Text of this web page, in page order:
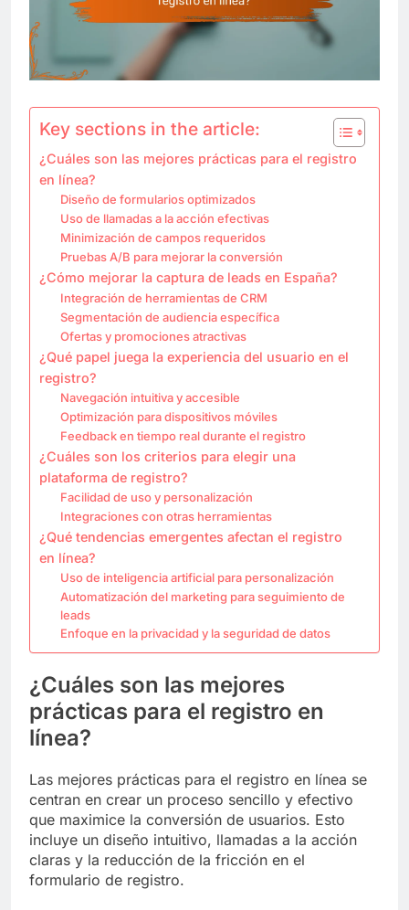
Key sections in the article:
¿Cuáles son las mejores prácticas para el registro
en línea?
Diseño de formularios optimizados
Uso de llamadas a la acción efectivas
Minimización de campos requeridos
Pruebas A/B para mejorar la conversión
¿Cómo mejorar la captura de leads en España?
Integración de herramientas de CRM
Segmentación de audiencia específica
Ofertas y promociones atractivas
¿Qué papel juega la experiencia del usuario en el
registro?
Navegación intuitiva y accesible
Optimización para dispositivos móviles
Feedback en tiempo real durante el registro
¿Cuáles son los criterios para elegir una
plataforma de registro?
Facilidad de uso y personalización
Integraciones con otras herramientas
¿Qué tendencias emergentes afectan el registro
en línea?
Uso de inteligencia artificial para personalización
Automatización del marketing para seguimiento de
leads
Enfoque en la privacidad y la seguridad de datos
¿Cuáles son las mejores
prácticas para el registro en
línea?
Las mejores prácticas para el registro en línea se
centran en crear un proceso sencillo y efectivo
que maximice la conversión de usuarios. Esto
incluye un diseño intuitivo, llamadas a la acción
claras y la reducción de la fricción en el
formulario de registro.